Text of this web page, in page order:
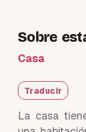
Sobre
Casa
Traducir
La casa